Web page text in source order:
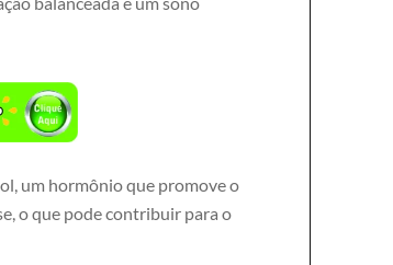
um hormônio que promove o
o que pode contribuir para o